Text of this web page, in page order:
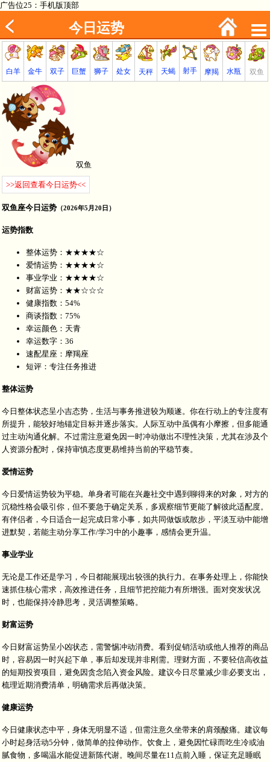
广告位25：手机版顶部
今日运势
白羊 金牛 双子 巨蟹 狮子 处女 天秤 天蝎 射手 摩羯 水瓶 双鱼
双鱼
>>返回查看今日运势<<
双鱼座今日运势 （2026年5月20日）
运势指数
整体运势：★★★★☆
爱情运势：★★★★☆
事业学业：★★★★☆
财富运势：★★☆☆☆
健康指数：54%
商谈指数：75%
幸运颜色：天青
幸运数字：36
速配星座：摩羯座
短评：专注任务推进
整体运势
今日整体状态呈小吉态势，生活与事务推进较为顺遂。你在行动上的专注度有
所提升，能较好地锚定目标并逐步落实。人际互动中虽偶有小摩擦，但多能通
过主动沟通化解。不过需注意避免因一时冲动做出不理性决策，尤其在涉及个
人资源分配时，保持审慎态度更易维持当前的平稳节奏。
爱情运势
今日爱情运势较为平稳。单身者可能在兴趣社交中遇到聊得来的对象，对方的
沉稳性格会吸引你，但不要急于确定关系，多观察细节更能了解彼此适配度。
有伴侣者，今日适合一起完成日常小事，如共同做饭或散步，平淡互动中能增
进默契，若能主动分享工作/学习中的小趣事，感情会更升温。
事业学业
无论是工作还是学习，今日都能展现出较强的执行力。在事务处理上，你能快
速抓住核心需求，高效推进任务，且细节把控能力有所增强。面对突发状况
时，也能保持冷静思考，灵活调整策略。
财富运势
今日财富运势呈小凶状态，需警惕冲动消费。看到促销活动或他人推荐的商品
时，容易因一时兴起下单，事后却发现并非刚需。理财方面，不要轻信高收益
的短期投资项目，避免因贪念陷入资金风险。建议今日尽量减少非必要支出，
梳理近期消费清单，明确需求后再做决策。
健康运势
今日健康状态中平，身体无明显不适，但需注意久坐带来的肩颈酸痛。建议每
小时起身活动5分钟，做简单的拉伸动作。饮食上，避免因忙碌而吃生冷或油
腻食物，多喝温水能促进新陈代谢。晚间尽量在11点前入睡，保证充足睡眠